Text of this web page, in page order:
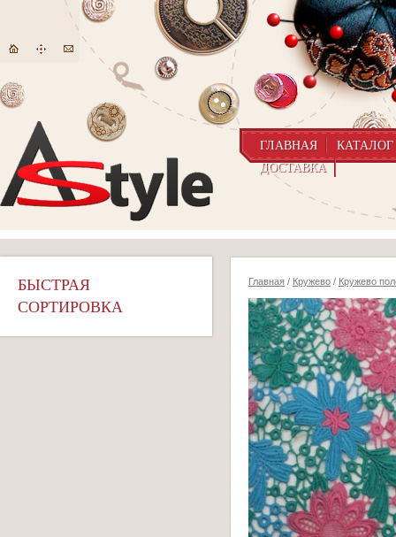
ГЛАВНАЯ
КАТАЛОГ
ДОСТАВКА
БЫСТРАЯ
СОРТИРОВКА
Главная / Кружево / Кружево